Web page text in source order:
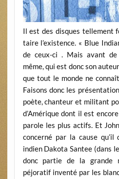
Il est des disques tellement
taire l’existence. « Blue
de ceux-ci . Mais avant
même, qui est donc son
que tout le monde ne
Faisons donc les
poète, chanteur et militant
d’Amérique dont il est
parole les plus actifs. Et
concerné par la cause
indien Dakota Santee (dans
donc partie de la grande
péjoratif inventé par les